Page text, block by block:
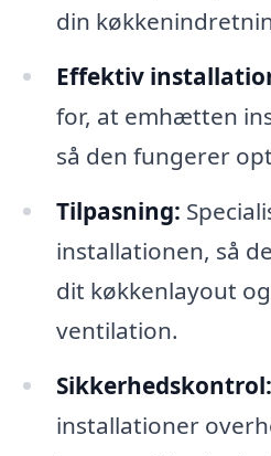
din
Effektiv
for, at emhætten
så den fungerer
Tilpasning:
installationen, så
dit køkkenlayout
ventilation.
Sikkerhedskontrol:
installationer